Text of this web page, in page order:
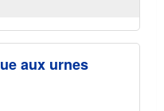
aux urnes